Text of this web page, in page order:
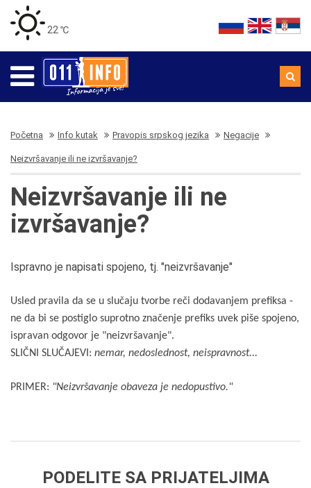
22 ℃
Početna Info kutak Pravopis srpskog jezika Negacije
Neizvršavanje ili ne izvršavanje?
Neizvršavanje ili ne
izvršavanje?
Ispravno je napisati spojeno, tj. "neizvršavanje"
Usled pravila da se u slučaju tvorbe reči dodavanjem prefiksa -
ne da bi se postiglo suprotno značenje prefiks uvek piše spojeno,
ispravan odgovor je "neizvršavanje".
SLIČNI SLUČAJEVI: nemar, nedoslednost, neispravnost...
PRIMER: "Neizvršavanje obaveza je nedopustivo."
PODELITE SA PRIJATELJIMA